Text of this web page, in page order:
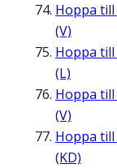
Hoppa till
(V)
Hoppa till
(L)
Hoppa till
(V)
Hoppa till
(KD)